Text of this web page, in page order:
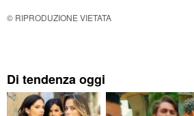
© RIPRODUZIONE VIETATA
Di tendenza oggi